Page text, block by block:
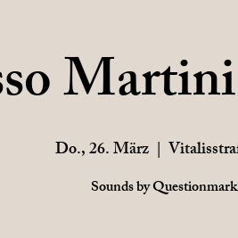
Do., 26. März
  |
Sounds by